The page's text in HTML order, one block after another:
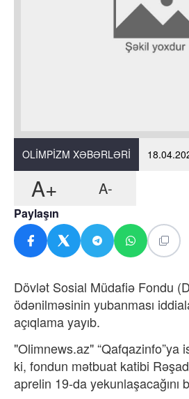
OLIMPIZM XƏBƏRLƏRI
A+ A-
Paylaşın
Dövlət Sosial Müdafiə Fondu
ödənilməsinin yubanması
açıqlama yayıb.
"Olimnews.az" “Qafqazinfo”ya
ki, fondun mətbuat katibi
aprelin 19-da yekunlaşacağını